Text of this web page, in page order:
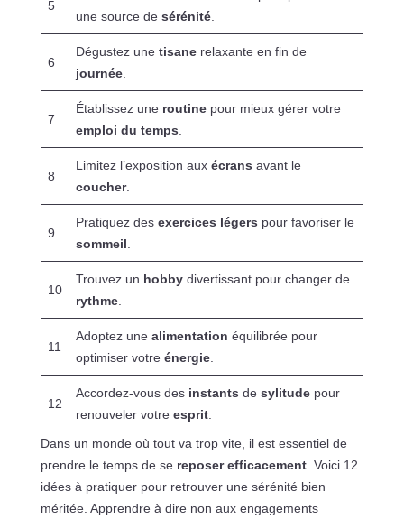
5
une source de sérénité.
6
Dégustez une tisanerelaxante en fin de
journée.
7
Établissez une routinepour mieux gérer votre
emploi du temps
8
Limitez l’exposition aux écrans avant le
coucher.
9
Pratiquez des exercices légers pour favoriser le
sommeil
10
Trouvez un hobbydivertissant pour changer de
rythme.
11
Adoptez une alimentation équilibrée pour
optimiser votre énergie.
12
Accordez-vous des instants de sylitudepour
renouveler votre esprit.
Dans un monde où tout va trop vite, il est essentiel de
prendre le temps de se reposer efficacement. Voici 12
idées à pratiquer pour retrouver une sérénité bien
méritée. Apprendre à dire non aux engagements